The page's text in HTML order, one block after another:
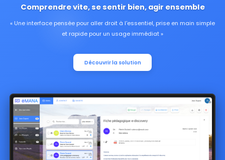
Comprendre vite, se sentir bien, agir ensemble
Une interface pensée pour aller droit à l'essentiel, prise en main simple
et rapide pour un usage immédiat
Découvrir la solution